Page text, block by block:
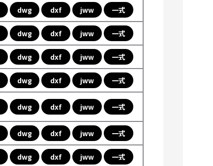
dwg dxf jww 一式
dwg dxf jww 一式
dwg dxf jww 一式
dwg dxf jww 一式
dwg dxf jww 一式
dwg dxf jww 一式
dwg dxf jww 一式